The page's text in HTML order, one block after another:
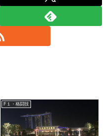
F１・格闘技